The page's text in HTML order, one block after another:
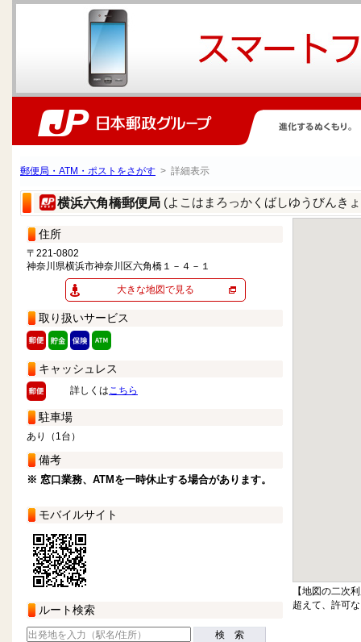
郵便局・ATM・ポストをさがす > 詳細表示
横浜六角橋郵便局 (よこはまろっかくばしゆうびんき
住所
〒221-0802
神奈川県横浜市神奈川区六角橋１－４－１
大きな地図で見る
取り扱いサービス
キャッシュレス
詳しくはこちら
駐車場
あり（1台）
備考
※ 窓口業務、ATMを一時休止する場合があります。
モバイルサイト
ルート検索
検 索
【地図の二次
超えて、許可